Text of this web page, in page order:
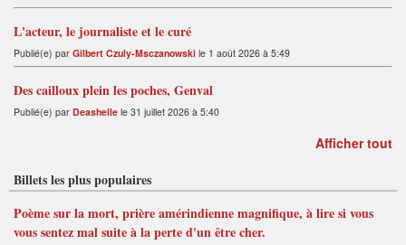
L'acteur, le journaliste et le curé
Publié(e) par Gilbert Czuly-Msczanowski le 1 août 2026 à 5:49
Des cailloux plein les poches, Genval
Publié(e) par Deashelle le 31 juillet 2026 à 5:40
Afficher tout
Billets les plus populaires
Poème sur la mort, prière amérindienne magnifique, à lire si vous
vous sentez mal suite à la perte d'un être cher.